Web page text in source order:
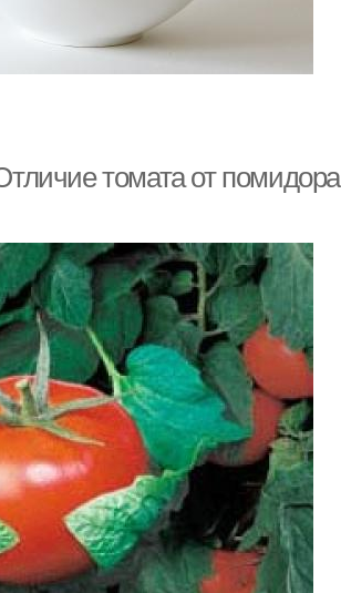
томата от помидора